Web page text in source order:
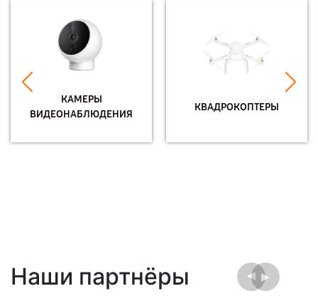
КАМЕРЫ
ВИДЕОНАБЛЮДЕНИЯ
КВАДРОКОПТЕРЫ
Наши партнёры